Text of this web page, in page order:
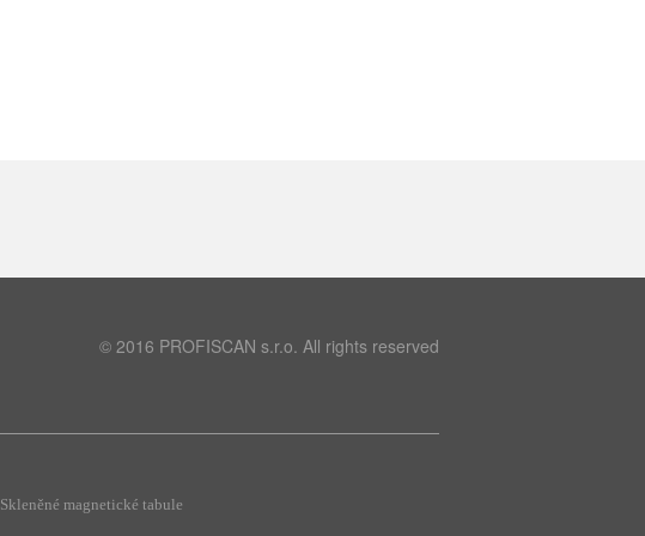
© 2016 PROFISCAN s.r.o. All rights reserved
Skleněné magnetické tabule